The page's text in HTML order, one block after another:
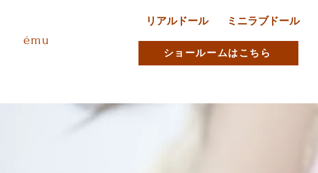
ému
リアルドール ミニラブドール
ショールームはこちら